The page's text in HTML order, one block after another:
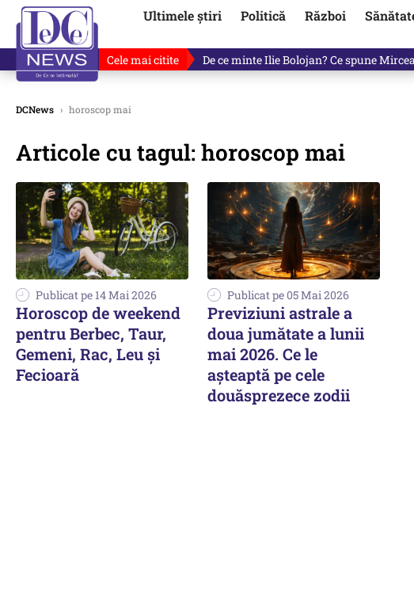
Ultimele știri Politică Război
Cele mai citite Cu luni înainte de anunțul lui Ponta,
DCNews › horoscop mai
Articole cu tagul: horoscop mai
Publicat pe 14 Mai 2026
Horoscop de weekend
pentru Berbec, Taur,
Gemeni, Rac, Leu și
Fecioară
Publicat pe 05 Mai 2026
Previziuni astrale a
doua jumătate a lunii
mai 2026. Ce le
așteaptă pe cele
douăsprezece zodii